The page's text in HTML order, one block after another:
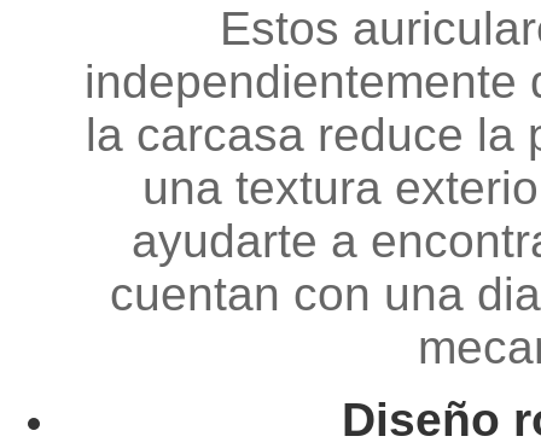
Estos
independientemente
la carcasa reduce la
una textura
ayudarte a
cuentan con una
Diseño